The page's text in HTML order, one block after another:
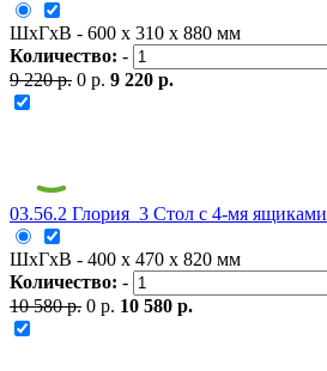
ШxГxВ - 600 x 310 x 880 мм
Количество: -
9 220 р. 0 р. 9 220 р.
03.56.2 Глория_3 Стол с 4-мя ящиками
ШxГxВ - 400 x 470 x 820 мм
Количество: -
10 580 р. 0 р. 10 580 р.